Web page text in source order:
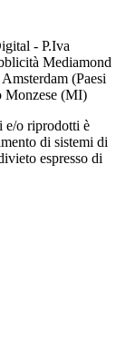
- P.Iva
Mediamond
(Paesi
Monzese (MI)
e/o riprodotti è
di sistemi di
espresso di